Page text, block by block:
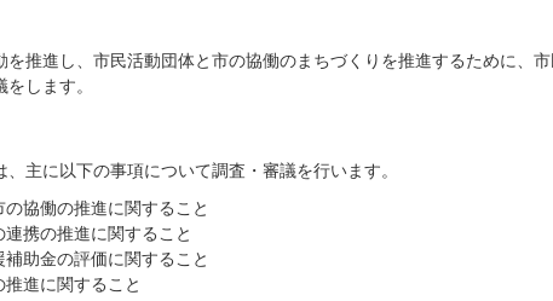
を推進し、市民活動団体と市の協働のまちづくりを推進するために、
します。
主に以下の事項について調査・審議を行います。
協働の推進に関すること
携の推進に関すること
助金の評価に関すること
進に関すること